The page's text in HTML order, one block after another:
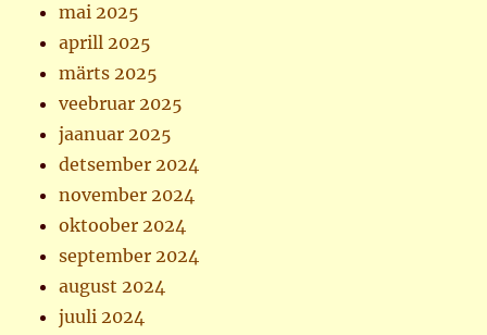
mai 2025
aprill 2025
märts 2025
veebruar 2025
jaanuar 2025
detsember 2024
november 2024
oktoober 2024
september 2024
august 2024
juuli 2024